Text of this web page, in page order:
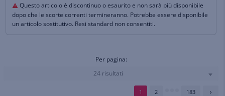
Questo articolo è discontinuo o esaurito e non sarà più disponibile
dopo che le scorte correnti termineranno. Potrebbe essere disponibile
un articolo sostitutivo. Resi standard non consentiti.
Per pagina:
24 risultati
1 2 183